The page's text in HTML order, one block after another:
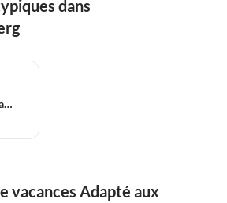
dans
Appartement de vacances
vacances Adapté aux